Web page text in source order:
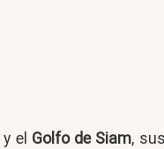
y el Golfo de Siam,